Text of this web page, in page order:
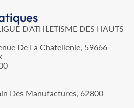
D'ATHLETISME DES HAUTS
De La Chatellenie, 59666
Des Manufactures, 62800